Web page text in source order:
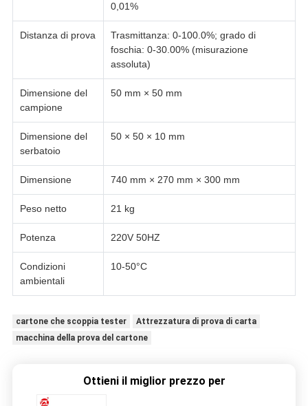
0,01%
Distanza di prova
Trasmittanza: 0-100.0%; grado di
foschia: 0-30.00% (misurazione
assoluta)
Dimensione del
campione
50 mm × 50 mm
Dimensione del
serbatoio
50 × 50 × 10 mm
Dimensione 740 mm × 270 mm × 300 mm
Peso netto 21 kg
Potenza 220V 50HZ
Condizioni
ambientali
10-50°C
cartone che scoppia tester
Attrezzatura di prova di carta
macchina della prova del cartone
Ottieni il miglior prezzo per